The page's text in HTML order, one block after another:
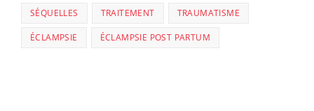
SÉQUELLES TRAITEMENT TRAUMATISME
ÉCLAMPSIE ÉCLAMPSIE POST PARTUM